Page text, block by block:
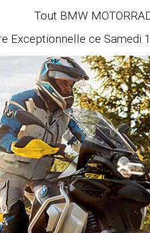
Tout BMW
Exceptionnelle ce Samedi